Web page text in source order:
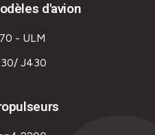
d'avion
- ULM
J430